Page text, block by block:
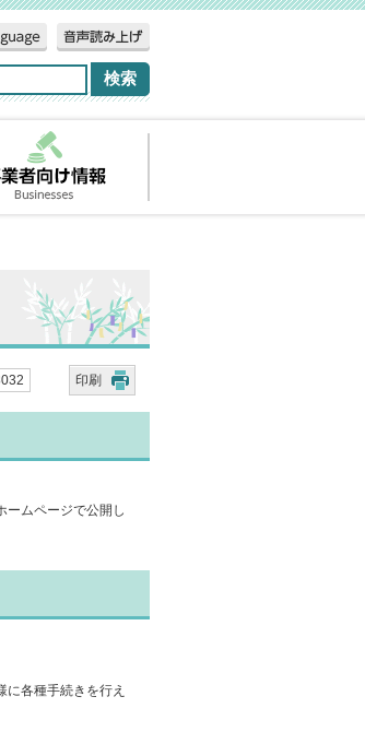
印刷
ームページで公開し
各種手続きを行え